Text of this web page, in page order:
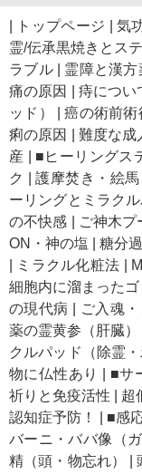
トップページ 気
霊/伝承黒焼きとス
ラブル| 霊障と漢方
痛の原因
痔につい
ッド）
|癌の術前術
痢の原因
難度な成
産
■ヒーリングス
ク
|護摩焚き・絵馬
ーリングとミラク
の不快感
ご神木プ
ON・神の塩
糖分
ミラクル化粧法
細胞内に溜まった
の現代病
ご入魂
薬の霊黄参（肝臓）
クルパッド（除霊・
物に仏性あり
■サ
祈りと免疫活性
超
認知症予防！
■感
バーニ・ババ像（ガ
精（頭・物忘れ）
|